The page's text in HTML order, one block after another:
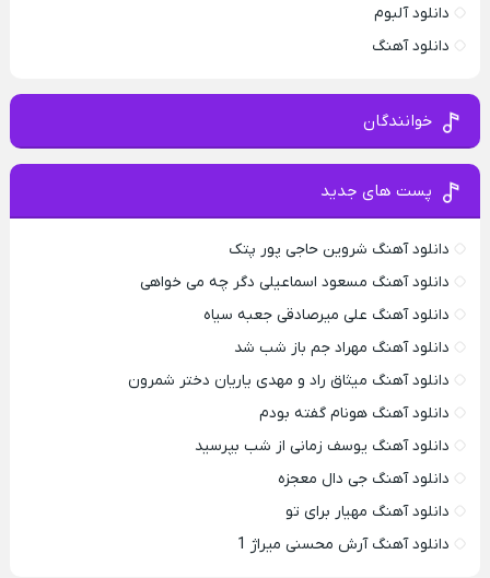
دانلود آلبوم
دانلود آهنگ
خوانندگان
پست های جدید
دانلود آهنگ شروین حاجی پور پتک
دانلود آهنگ مسعود اسماعیلی دگر چه می خواهی
دانلود آهنگ علی میرصادقی جعبه سیاه
دانلود آهنگ مهراد جم باز شب شد
دانلود آهنگ میثاق راد و مهدی یاریان دختر شمرون
دانلود آهنگ هونام گفته بودم
دانلود آهنگ یوسف زمانی از شب بپرسید
دانلود آهنگ جی دال معجزه
دانلود آهنگ مهیار برای تو
دانلود آهنگ آرش محسنی میراژ 1